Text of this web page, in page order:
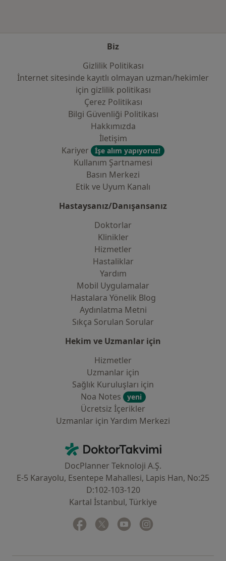
Biz
Gizlilik Politikası
İnternet sitesinde kayıtlı olmayan uzman/hekimler
i̇çin gizlilik politikası
Çerez Politikası
Bilgi Güvenliği Politikası
Hakkımızda
İletişim
Kariyer
İşe alım yapıyoruz!
Kullanım Şartnamesi
Basın Merkezi
Etik ve Uyum Kanalı
Hastaysanız/Danışansanız
Doktorlar
Klinikler
Hizmetler
Hastaliklar
Yardım
Mobil Uygulamalar
Hastalara Yönelik Blog
Aydınlatma Metni
Sıkça Sorulan Sorular
Hekim ve Uzmanlar için
Hizmetler
Uzmanlar için
Sağlık Kuruluşları için
Noa Notes
yeni
Ücretsiz İçerikler
Uzmanlar için Yardım Merkezi
DoktorTakvimi - Ana Sayfa
DocPlanner Teknoloji A.Ş.
E-5 Karayolu, Esentepe Mahallesi, Lapis Han, No:25
D:102-103-120
Kartal İstanbul, Türkiye
Facebook
yeni bir sekmede açılır
Twitter
yeni bir sekmede açılır
Youtube
yeni bir sekmede açılır